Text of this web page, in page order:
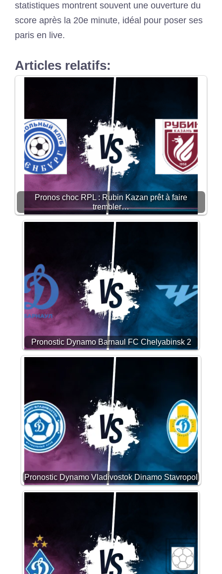
statistiques montrent souvent une ouverture du
score après la 20e minute, idéal pour poser ses
paris en live.
Articles relatifs:
Pronos choc RPL : Rubin Kazan prêt à faire
trembler…
Pronostic Dynamo Barnaul FC Chelyabinsk 2
Pronostic Dynamo Vladivostok Dinamo Stavropol